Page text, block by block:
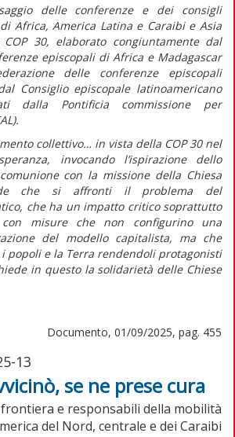
delle conferenze e dei consigli
Africa, America Latina e Caraibi e Asia
30, elaborato congiuntamente dal
episcopali di Africa e Madagascar
delle conferenze episcopali
Consiglio episcopale latinoamericano
dalla Pontificia commissione per
collettivo… in vista della COP 30 nel
invocando l’ispirazione dello
con la missione della Chiesa
che si affronti il problema del
che ha un impatto critico soprattutto
misure che non configurino una
del modello capitalista, ma che
popoli e la Terra rendendoli protagonisti
in questo la solidarietà delle Chiese
Documento, 01/09/2025, pag. 455
13
se ne prese cura
frontiera e responsabili della mobilità
del Nord, centrale e dei Caraibi